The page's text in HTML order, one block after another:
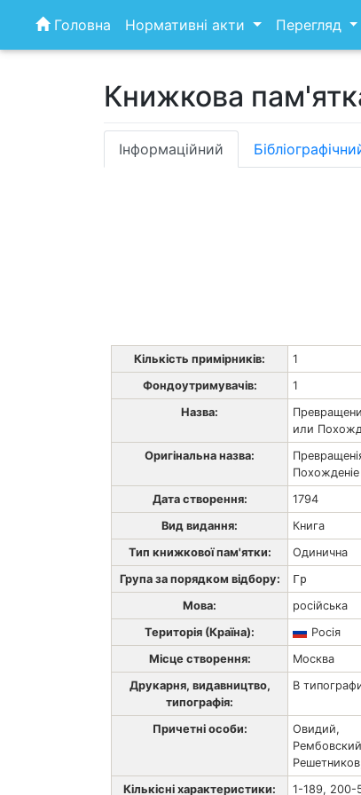
content
Головна Нормативні акти Перегляд
Книжкова
Інформаційний
Кількість примірників:
1
Фондоутримувачів:
1
Назва:
или
Оригінальна назва:
Дата створення:
1794
Вид видання:
Книга
Тип книжкової пам'ятки:
Одинична
Група за порядком відбору:
Гр
Мова:
російська
Територія (Країна):
Росія
Місце створення:
Москва
Друкарня, видавництво,
типографія:
В
Причетні особи:
Овидий,
Кількісні характеристики:
1-189, 200-